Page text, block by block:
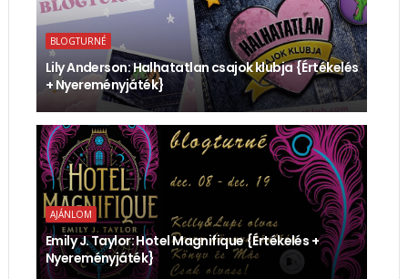
BLOGTURNÉ
Lily Anderson: Halhatatlan ​csajok klubja {Értékelés
+ Nyereményjáték}
AJÁNLOM
Emily J. Taylor: Hotel ​Magnifique {Értékelés +
Nyereményjáték}